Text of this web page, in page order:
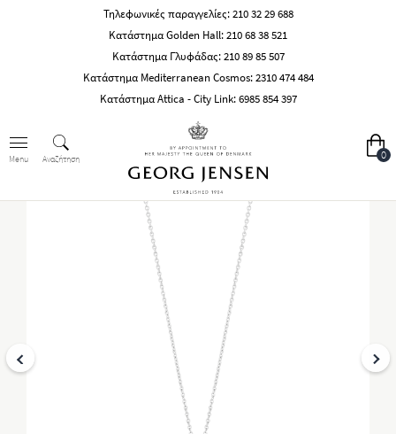
Τηλεφωνικές παραγγελίες:210 32 29 688
Κατάστημα Golden Hall:210 68 38 521
Κατάστημα Γλυφάδας:210 89 85 507
Κατάστημα Mediterranean Cosmos:2310 474 484
Κατάστημα Attica - City Link:6985 854 397
Menu Αναζήτηση 0